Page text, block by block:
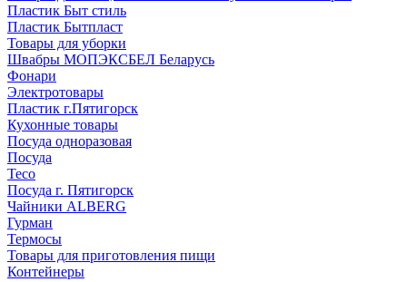
Пластик Быт стиль
Пластик Бытпласт
Товары для уборки
Швабры МОПЭКСБЕЛ Беларусь
Фонари
Электротовары
Пластик г.Пятигорск
Кухонные товары
Посуда одноразовая
Посуда
Teco
Посуда г. Пятигорск
Чайники ALBERG
Гурман
Термосы
Товары для приготовления пищи
Контейнеры